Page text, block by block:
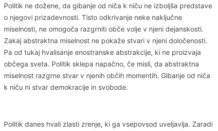
Politik ne dožene, da gibanje od niča k niču ne izboljša predstave
o njegovi prizadevnosti. Tisto odkrivanje neke naključne
miselnosti, ne omogoča razgrniti obče volje v njeni dejanskosti.
Zakaj abstraktna miselnost ne pokaže stvari v njeni določenosti.
Pa od tukaj hvalisanje enostranske abstrakcije, ki ne proizvaja
občega sveta. Politik sklepa napačno, če misli, da abstraktna
miselnost razgrne stvar v njenih občih momentih. Gibanje od niča
k niču ni stvar demokracije in svobode.
Politik danes hvali zlasti zrenje, ki ga vsepovsod uveljavlja. Zaradi